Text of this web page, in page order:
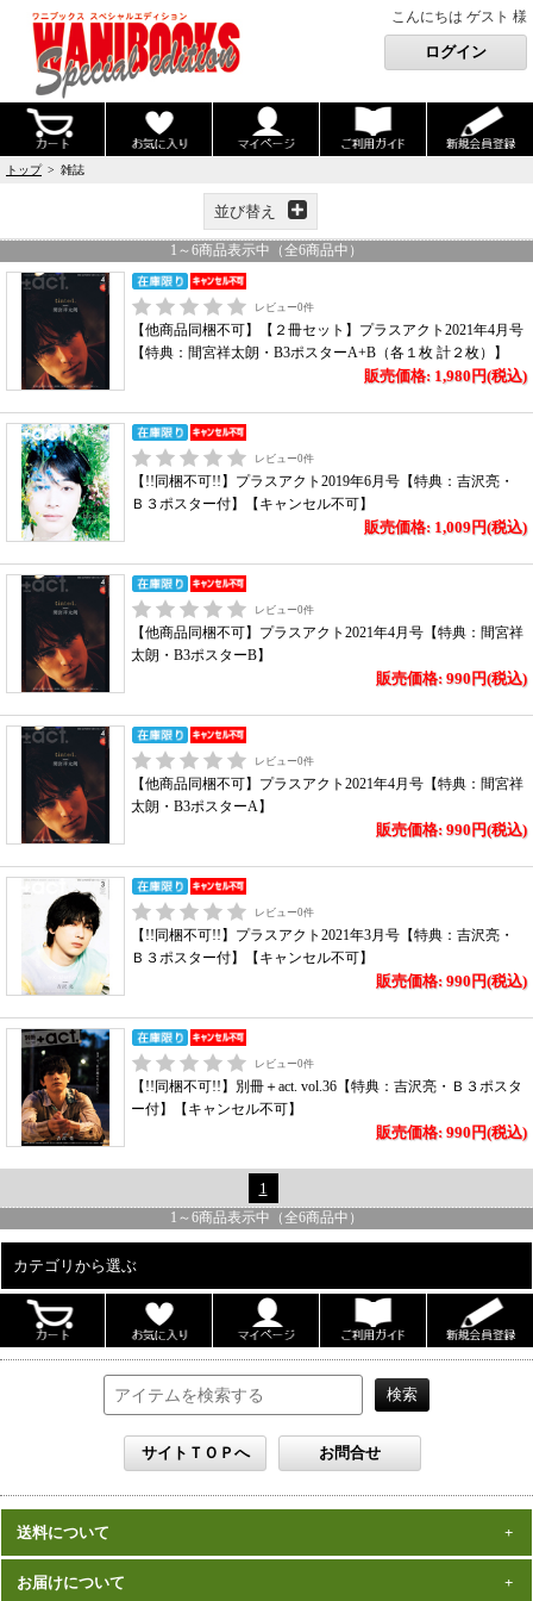
こんにちは ゲスト 様
トップ> 雑誌
並び替え
1 ～ 6商品表示中（全6商品中）
レビュー0件
【他商品同梱不可】【２冊セット】プラスアクト2021年4月号
【特典：間宮祥太朗・B3ポスターA+B（各１枚 計２枚）】
販売価格: 1,980円(税込)
レビュー0件
【!!同梱不可!!】プラスアクト2019年6月号【特典：吉沢亮・
Ｂ３ポスター付】【キャンセル不可】
販売価格: 1,009円(税込)
レビュー0件
【他商品同梱不可】プラスアクト2021年4月号【特典：間宮祥
太朗・B3ポスターB】
販売価格: 990円(税込)
レビュー0件
【他商品同梱不可】プラスアクト2021年4月号【特典：間宮祥
太朗・B3ポスターA】
販売価格: 990円(税込)
レビュー0件
【!!同梱不可!!】プラスアクト2021年3月号【特典：吉沢亮・
Ｂ３ポスター付】【キャンセル不可】
販売価格: 990円(税込)
レビュー0件
【!!同梱不可!!】別冊＋act. vol.36【特典：吉沢亮・Ｂ３ポスタ
ー付】【キャンセル不可】
販売価格: 990円(税込)
1
1 ～ 6商品表示中（全6商品中）
カテゴリから選ぶ
ALL
男性写真集
雑誌
送料について
数量、価格に関わらず
お届けについて